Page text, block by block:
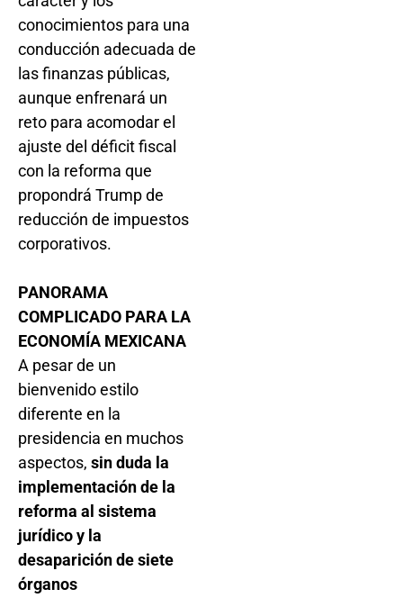
conocimientos para una
conducción adecuada de
las finanzas públicas,
aunque enfrenará un
reto para acomodar el
ajuste del déficit fiscal
con la reforma que
propondrá Trump de
reducción de impuestos
corporativos.
PANORAMA
COMPLICADO PARA LA
ECONOMÍA MEXICANA
A pesar de un
bienvenido estilo
diferente en la
presidencia en muchos
aspectos, sin duda la
implementación de la
reforma al sistema
jurídico y la
desaparición de siete
órganos